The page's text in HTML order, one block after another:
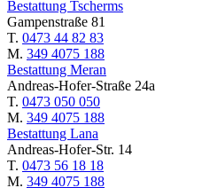
Bestattung Tscherms
Gampenstraße 81
T. 0473 44 82 83
M. 349 4075 188
Bestattung Meran
Andreas-Hofer-Straße 24a
T. 0473 050 050
M. 349 4075 188
Bestattung Lana
Andreas-Hofer-Str. 14
T. 0473 56 18 18
M. 349 4075 188